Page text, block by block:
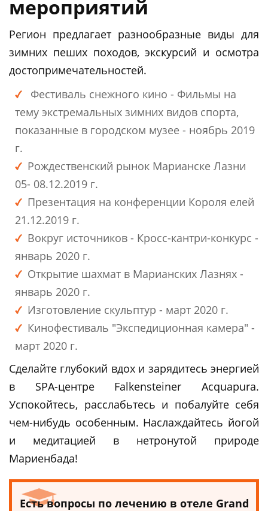
мероприятий
Регион предлагает разнообразные виды для
зимних пеших походов, экскурсий и осмотра
достопримечательностей.
Фестиваль снежного кино - Фильмы на
тему экстремальных зимних видов спорта,
показанные в городском музее - ноябрь 2019
г.
Рождественский рынок Марианске Лазни
05- 08.12.2019 г.
Презентация на конференции Короля елей
21.12.2019 г.
Вокруг источников - Кросс-кантри-конкурс -
январь 2020 г.
Открытие шахмат в Марианских Лазнях -
январь 2020 г.
Изготовление скульптур - март 2020 г.
Кинофестиваль "Экспедиционная камера" -
март 2020 г.
Сделайте глубокий вдох и зарядитесь энергией
в SPA-центре Falkensteiner Acquapura.
Успокойтесь, расслабьтесь и побалуйте себя
чем-нибудь особенным. Наслаждайтесь йогой
и медитацией в нетронутой природе
Мариенбада!
Есть вопросы по лечению в отеле Grand